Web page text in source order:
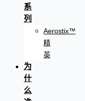
系
列
Aerostix™
精
英
为
什
么